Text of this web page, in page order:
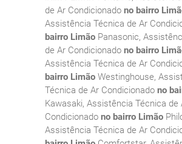
de Ar Condicionado no bairro
Assistência Técnica de Ar
bairro Limão Panasonic,
de Ar Condicionado no bairro
Assistência Técnica de Ar
bairro Limão Westinghouse,
Técnica de Ar Condicionado no
Kawasaki, Assistência Técnica de
Condicionado no bairro Limão
Assistência Técnica de Ar